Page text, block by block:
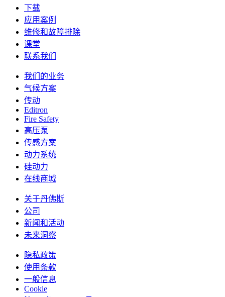
下载
应用案例
维修和故障排除
课堂
联系我们
我们的业务
气候方案
传动
Editron
Fire Safety
高压泵
传感方案
动力系统
硅动力
在线商城
关于丹佛斯
公司
新闻和活动
未来洞察
隐私政策
使用条款
一般信息
Cookie